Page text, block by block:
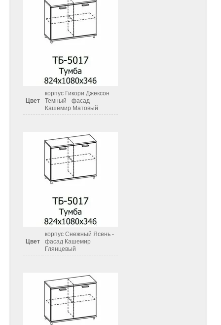
Цвет
корпус Гикори Джексон
Темный - фасад
Кашемир Матовый
Цвет
корпус Снежный Ясень -
фасад Кашемир
Глянцевый